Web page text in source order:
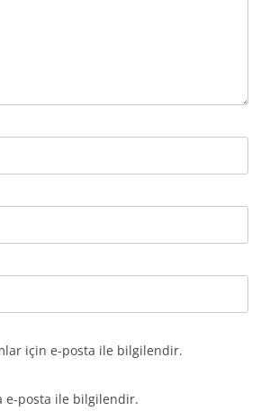
için e-posta ile bilgilendir.
e-posta ile bilgilendir.